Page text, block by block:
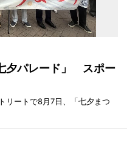
夕パレード」 スポー
リートで8月7日、「七夕まつ